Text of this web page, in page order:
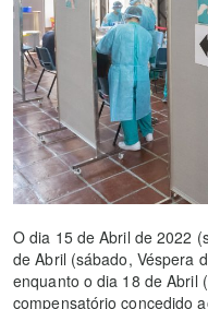
O dia 15 de Abril de 2022
de Abril (sábado, Véspera
enquanto o dia 18 de Abril
compensatório concedido